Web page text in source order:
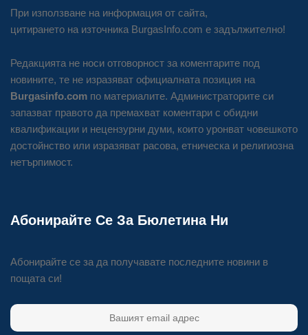
При използване на информация от сайта,
цитирането на източника BurgasInfo.com е задължително!
Редакцията не носи отговорност за коментарите под
новините, те не изразяват официалната позиция на
Burgasinfo.com по материалите. Администраторите си
запазват правото да премахват коментари с обидни
квалификации и нецензурни думи, които уронват човешкото
достойнство или изразяват расова, етническа и религиозна
нетърпимост.
Абонирайте Се За Бюлетина Ни
Абонирайте се за да получавате последните новини в
пощата си!